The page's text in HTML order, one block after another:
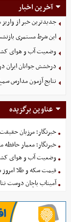
آخرین اخبار
جدیدترین خبر از
این شرط مستمری
وضعیت آب و هوای کشور امروز
درخشش جوانان ایران
نتایج آزمون مدارس
عناوین برگزیده
خبرنگار؛ مرزبان
خبرنگار؛ معمار حافظه
وضعیت آب و هوای کشور امروز
قیمت سکه و طلا امروز شنبه ۱۷
آمیتاب باچان دوست